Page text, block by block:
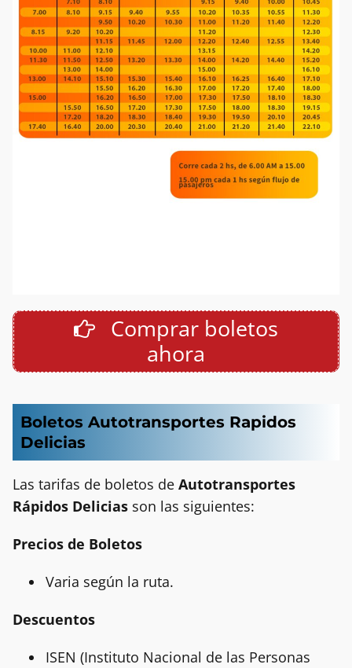
Comprar boletos
ahora
Boletos Autotransportes Rapidos
Delicias
Las tarifas de boletos de Autotransportes
Rápidos Delicias son las siguientes:
Precios de Boletos
Varia según la ruta.
Descuentos
ISEN (Instituto Nacional de las Personas